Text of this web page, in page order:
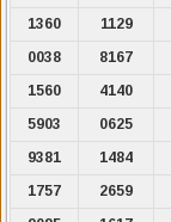
1360
1129
0038
8167
1560
4140
5903
0625
9381
1484
1757
2659